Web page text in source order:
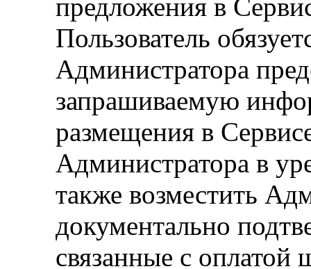
предложения в
Пользователь
Администратора
запрашиваемую
размещения в
Администратора в
также возместить
документально
связанные с